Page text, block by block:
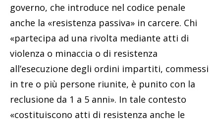
governo, che introduce nel codice penale
anche la «resistenza passiva» in carcere. Chi
«partecipa ad una rivolta mediante atti di
violenza o minaccia o di resistenza
all’esecuzione degli ordini impartiti, commessi
in tre o più persone riunite, è punito con la
reclusione da 1 a 5 anni». In tale contesto
«costituiscono atti di resistenza anche le